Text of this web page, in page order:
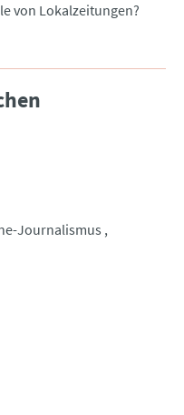
von Lokalzeitungen?
Journalismus